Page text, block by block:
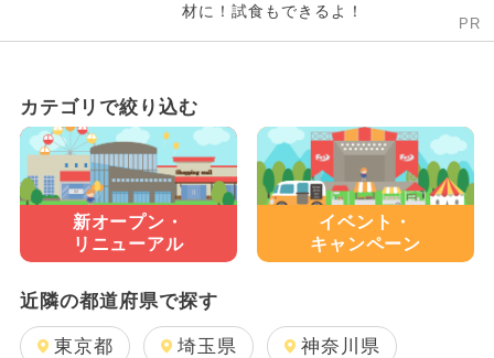
材に！試食もできるよ！
PR
カテゴリで絞り込む
新オープン・
リニューアル
イベント・
キャンペーン
近隣の都道府県で探す
東京都 埼玉県 神奈川県